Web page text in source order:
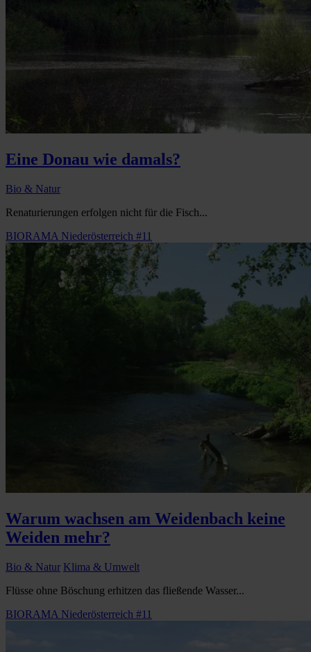
Eine Donau wie damals?
Bio & Natur
Renaturierungen erfolgen nicht für die Fisch...
BIORAMA Niederösterreich #11
Warum wachsen am Weidenbach keine
Weiden mehr?
Bio & Natur Klima & Umwelt
Flüsse ohne Böschung erhitzen das fließende Wasser...
BIORAMA Niederösterreich #11